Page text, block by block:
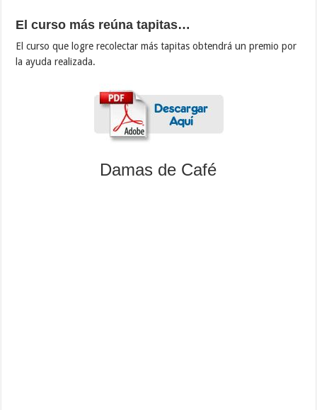
El curso más reúna tapitas…
El curso que logre recolectar más tapitas obtendrá un premio por
la ayuda realizada.
Damas de Café